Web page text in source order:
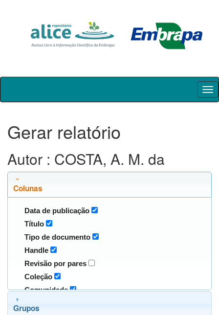
Skip
Gerar relatório
Autor : COSTA, A. M. da
Colunas
Data de publicação
Título
Tipo de documento
Handle
Revisão por pares
Coleção
Comunidade
Grupos